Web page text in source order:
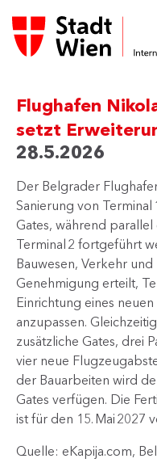
Flughafen
setzt
28.5.2026
Der Belgrader
Sanierung von Terminal
Gates, während
Terminal 2 fortgeführt
Bauwesen, Verkehr
Genehmigung erteilt,
Einrichtung eines
anzupassen.
zusätzliche Gates, drei
vier neue
der Bauarbeiten wird
Gates verfügen. Die
ist für den 15. Mai 2027
Quelle: eKapija.com,